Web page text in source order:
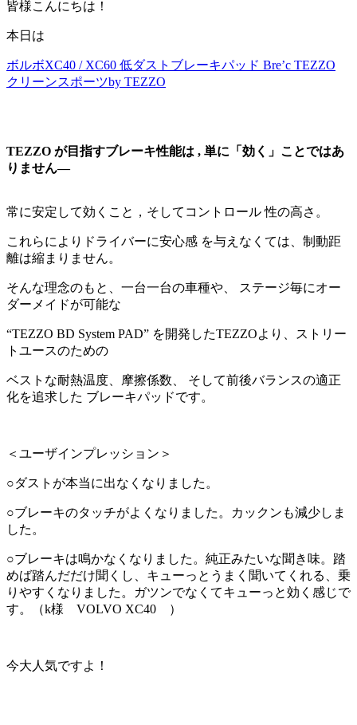
皆様こんにちは！
本日は
ボルボXC40 / XC60 低ダストブレーキパッド Bre’c TEZZO
クリーンスポーツby TEZZO
TEZZO が目指すブレーキ性能は , 単に「効く」ことではあ
りません―
常に安定して効くこと，そしてコントロール 性の高さ。
これらによりドライバーに安心感 を与えなくては、制動距
離は縮まりません。
そんな理念のもと、一台一台の車種や、 ステージ毎にオー
ダーメイドが可能な
“TEZZO BD System PAD” を開発したTEZZOより、ストリー
トユースのための
ベストな耐熱温度、摩擦係数、 そして前後バランスの適正
化を追求した ブレーキパッドです。
＜ユーザインプレッション＞
○ダストが本当に出なくなりました。
○ブレーキのタッチがよくなりました。カックンも減少しま
した。
○ブレーキは鳴かなくなりました。純正みたいな聞き味。踏
めば踏んだだけ聞くし、キューっとうまく聞いてくれる、乗
りやすくなりました。ガツンでなくてキューっと効く感じで
す。（k様 VOLVO XC40 ）
今大人気ですよ！